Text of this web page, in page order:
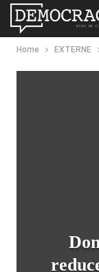
Home EXTERNE